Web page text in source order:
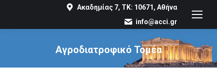
Ακαδημίας 7, ΤΚ: 10671, Αθήνα
info@acci.gr
Αγροδιατροφικό Τομέα
You are here: